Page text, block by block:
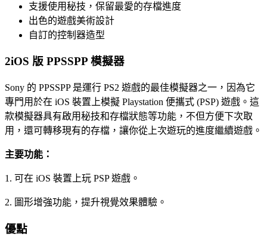
支援使用秘技，保留最愛的存檔進度
出色的遊戲美術設計
自訂的控制器造型
2iOS 版 PPSSPP 模擬器
Sony 的 PPSSPP 是運行 PS2 遊戲的最佳模擬器之一，因為它
專門用於在 iOS 裝置上模擬 Playstation 便攜式 (PSP) 遊戲。這
款模擬器具有啟用秘技和存檔狀態等功能，不但方便下次取
用，還可轉移現有的存檔，讓你從上次遊玩的進度繼續遊戲。
主要功能：
1. 可在 iOS 裝置上玩 PSP 遊戲。
2. 圖形增強功能，提升視覺效果體驗。
優點